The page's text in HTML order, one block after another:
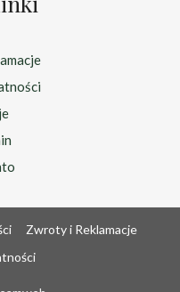
Zwroty i Reklamacje